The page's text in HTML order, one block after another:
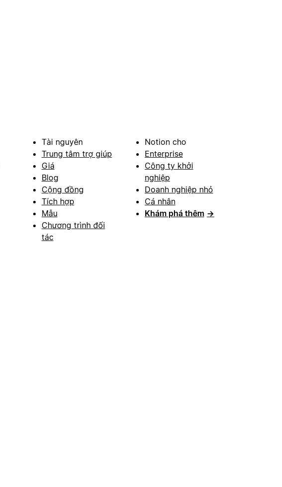
Tài nguyên
Trung tâm trợ giúp
Giá
Blog
Cộng đồng
Tích hợp
Mẫu
Chương trình đối
tác
Notion cho
Enterprise
Công ty khởi
nghiệp
Doanh nghiệp nhỏ
Cá nhân
Khám phá thêm →